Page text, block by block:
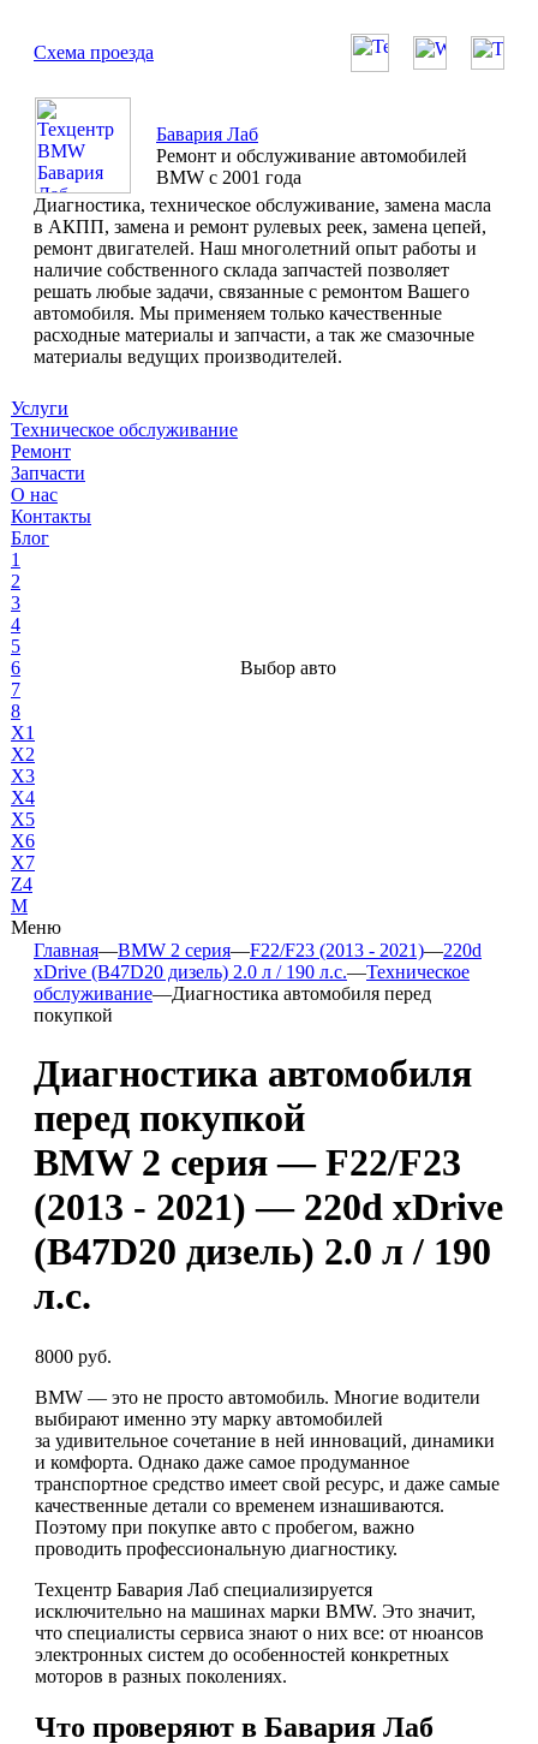
Схема проезда
Бавария Лаб
Ремонт и обслуживание автомобилей
BMW с 2001 года
Диагностика, техническое обслуживание, замена масла
в АКПП, замена и ремонт рулевых реек, замена цепей,
ремонт двигателей. Наш многолетний опыт работы и
наличие собственного склада запчастей позволяет
решать любые задачи, связанные с ремонтом Вашего
автомобиля. Мы применяем только качественные
расходные материалы и запчасти, а так же смазочные
материалы ведущих производителей.
Услуги
Техническое обслуживание
Ремонт
Запчасти
О нас
Контакты
Блог
1
2
3
4
5
6
7
8
X1
X2
X3
X4
X5
X6
X7
Z4
М
Меню
Выбор авто
Главная—BMW 2 серия—F22/F23 (2013 - 2021)—220d
xDrive (B47D20 дизель) 2.0 л / 190 л.с.—Техническое
обслуживание—Диагностика автомобиля перед
покупкой
Диагностика автомобиля
перед покупкой
BMW 2 серия — F22/F23
(2013 - 2021) — 220d xDrive
(B47D20 дизель) 2.0 л / 190
л.с.
8000 руб.
BMW — это не просто автомобиль. Многие водители
выбирают именно эту марку автомобилей
за удивительное сочетание в ней инноваций, динамики
и комфорта. Однако даже самое продуманное
транспортное средство имеет свой ресурс, и даже самые
качественные детали со временем изнашиваются.
Поэтому при покупке авто с пробегом, важно
проводить профессиональную диагностику.
Техцентр Бавария Лаб специализируется
исключительно на машинах марки BMW. Это значит,
что специалисты сервиса знают о них все: от нюансов
электронных систем до особенностей конкретных
моторов в разных поколениях.
Что проверяют в Бавария Лаб